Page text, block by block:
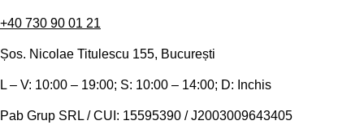
+40 730 90 01 21
Șos. Nicolae Titulescu 155, București
L – V: 10:00 – 19:00; S: 10:00 – 14:00; D: Inchis
Pab Grup SRL / CUI: 15595390 / J2003009643405